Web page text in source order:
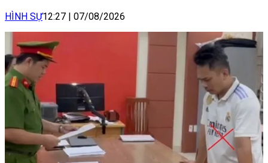
HÌNH SỰ12:27 | 07/08/2026